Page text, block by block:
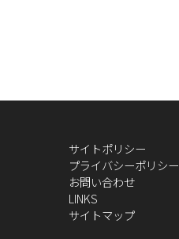
サイトポリシー
プライバシーポリシー
お問い合わせ
LINKS
サイトマップ